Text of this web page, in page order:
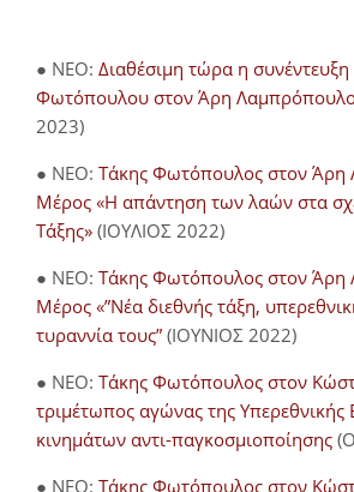
● NEO: Διαθέσιμη τώρα η
Φωτόπουλου στον Άρη
2023)
● NEO: Τάκης Φωτόπουλος στον Άρη
Μέρος «Η απάντηση των λαών στα
Τάξης» (ΙΟΥΛΙΟΣ 2022)
● NEO: Τάκης Φωτόπουλος στον Άρη
Μέρος «”Νέα διεθνής τάξη,
τυραννία τους” (ΙΟΥΝΙΟΣ 2022)
● NEO: Τάκης Φωτόπουλος στον
τριμέτωπος αγώνας της Υπερεθνικής
κινημάτων αντι-παγκοσμιοποίησης
● NEO: Τάκης Φωτόπουλος στον